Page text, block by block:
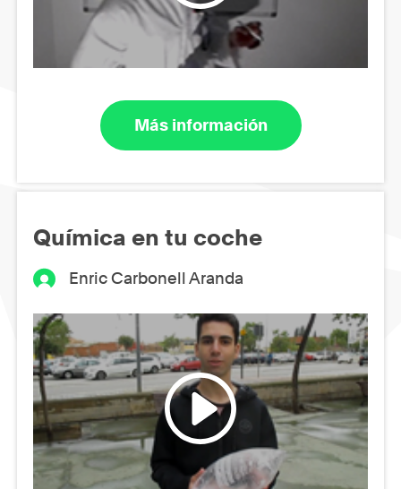
Más información
Química en tu coche
Enric Carbonell Aranda